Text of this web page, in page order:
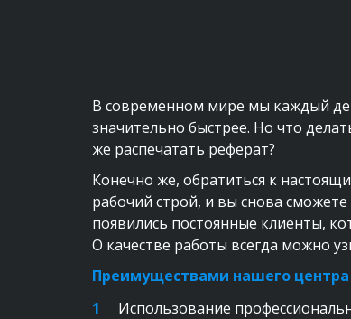
В современном мире мы каждый
значительно быстрее. Но что
же распечатать реферат?
Конечно же, обратиться к
рабочий строй, и вы снова
появились постоянные клиенты,
О качестве работы всегда можно
Преимуществами нашего
Использование